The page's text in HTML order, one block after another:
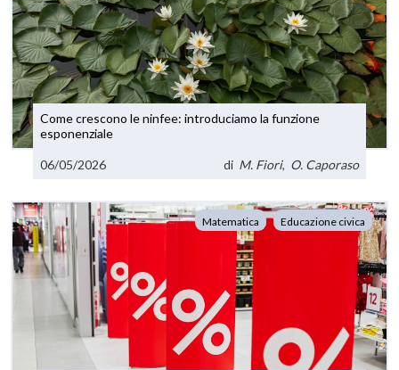
Come crescono le ninfee: introduciamo la funzione
esponenziale
06/05/2026 di M. Fiori, O. Caporaso
Matematica Educazione civica